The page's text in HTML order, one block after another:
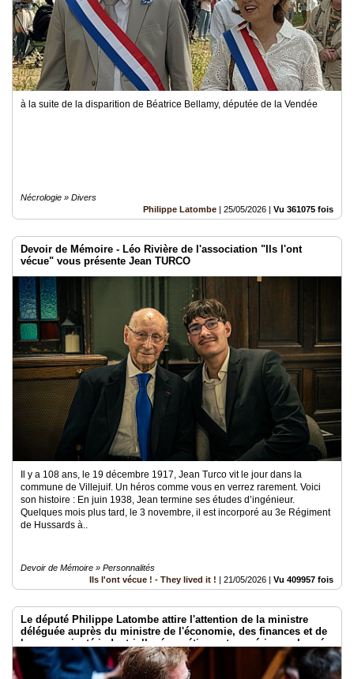
à la suite de la disparition de Béatrice Bellamy, députée de la Vendée
Nécrologie » Divers
Philippe Latombe | 25/05/2026 | Vu 361075 fois
Devoir de Mémoire - Léo Rivière de l'association "Ils l'ont
vécue" vous présente Jean TURCO
Il y a 108 ans, le 19 décembre 1917, Jean Turco vit le jour dans la
commune de Villejuif. Un héros comme vous en verrez rarement. Voici
son histoire : En juin 1938, Jean termine ses études d’ingénieur.
Quelques mois plus tard, le 3 novembre, il est incorporé au 3e Régiment
de Hussards à..
Devoir de Mémoire » Personnalités
Ils l'ont vécue ! - They lived it ! | 21/05/2026 | Vu 409957 fois
Le député Philippe Latombe attire l'attention de la ministre
déléguée auprès du ministre de l'économie, des finances et de
la souveraineté industrielle, énergétique et numérique, chargée
de l'intelligence artificielle et du numérique